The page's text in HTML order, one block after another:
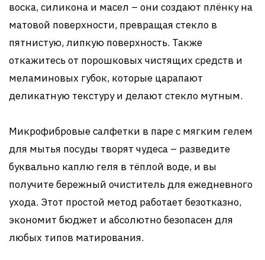
воска, силикона и масел – они создают плёнку на
матовой поверхности, превращая стекло в
пятнистую, липкую поверхность. Также
откажитесь от порошковых чистящих средств и
меламиновых губок, которые царапают
деликатную текстуру и делают стекло мутным.
Микрофибровые салфетки в паре с мягким гелем
для мытья посуды творят чудеса – разведите
буквально каплю геля в тёплой воде, и вы
получите бережный очиститель для ежедневного
ухода. Этот простой метод работает безотказно,
экономит бюджет и абсолютно безопасен для
любых типов матирования.